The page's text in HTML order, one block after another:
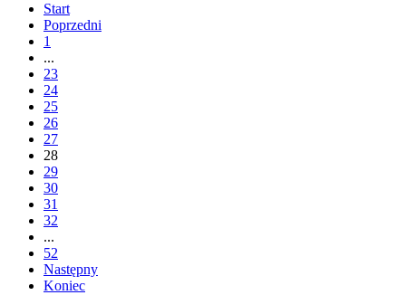
Start
Poprzedni
1
...
23
24
25
26
27
28
29
30
31
32
...
52
Następny
Koniec